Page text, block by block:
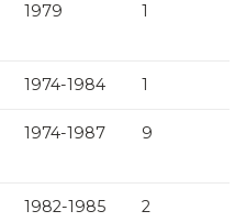
1979 1
1974-1984 1
1974-1987 9
1982-1985 2